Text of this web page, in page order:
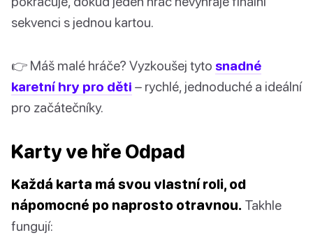
sekvenci s jednou kartou.
👉 Máš malé hráče? Vyzkoušej tyto snadné
karetní hry pro děti – rychlé, jednoduché a ideální
pro začátečníky.
Karty ve hře Odpad
Každá karta má svou vlastní roli, od
nápomocné po naprosto otravnou. Takhle
fungují: